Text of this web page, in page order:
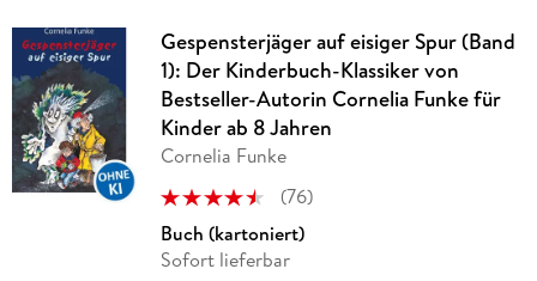
Gespensterjäger auf eisiger Spur (Band
1): Der Kinderbuch-Klassiker von
Bestseller-Autorin Cornelia Funke für
Kinder ab 8 Jahren
Cornelia Funke
(76)
Buch (kartoniert)
Sofort lieferbar